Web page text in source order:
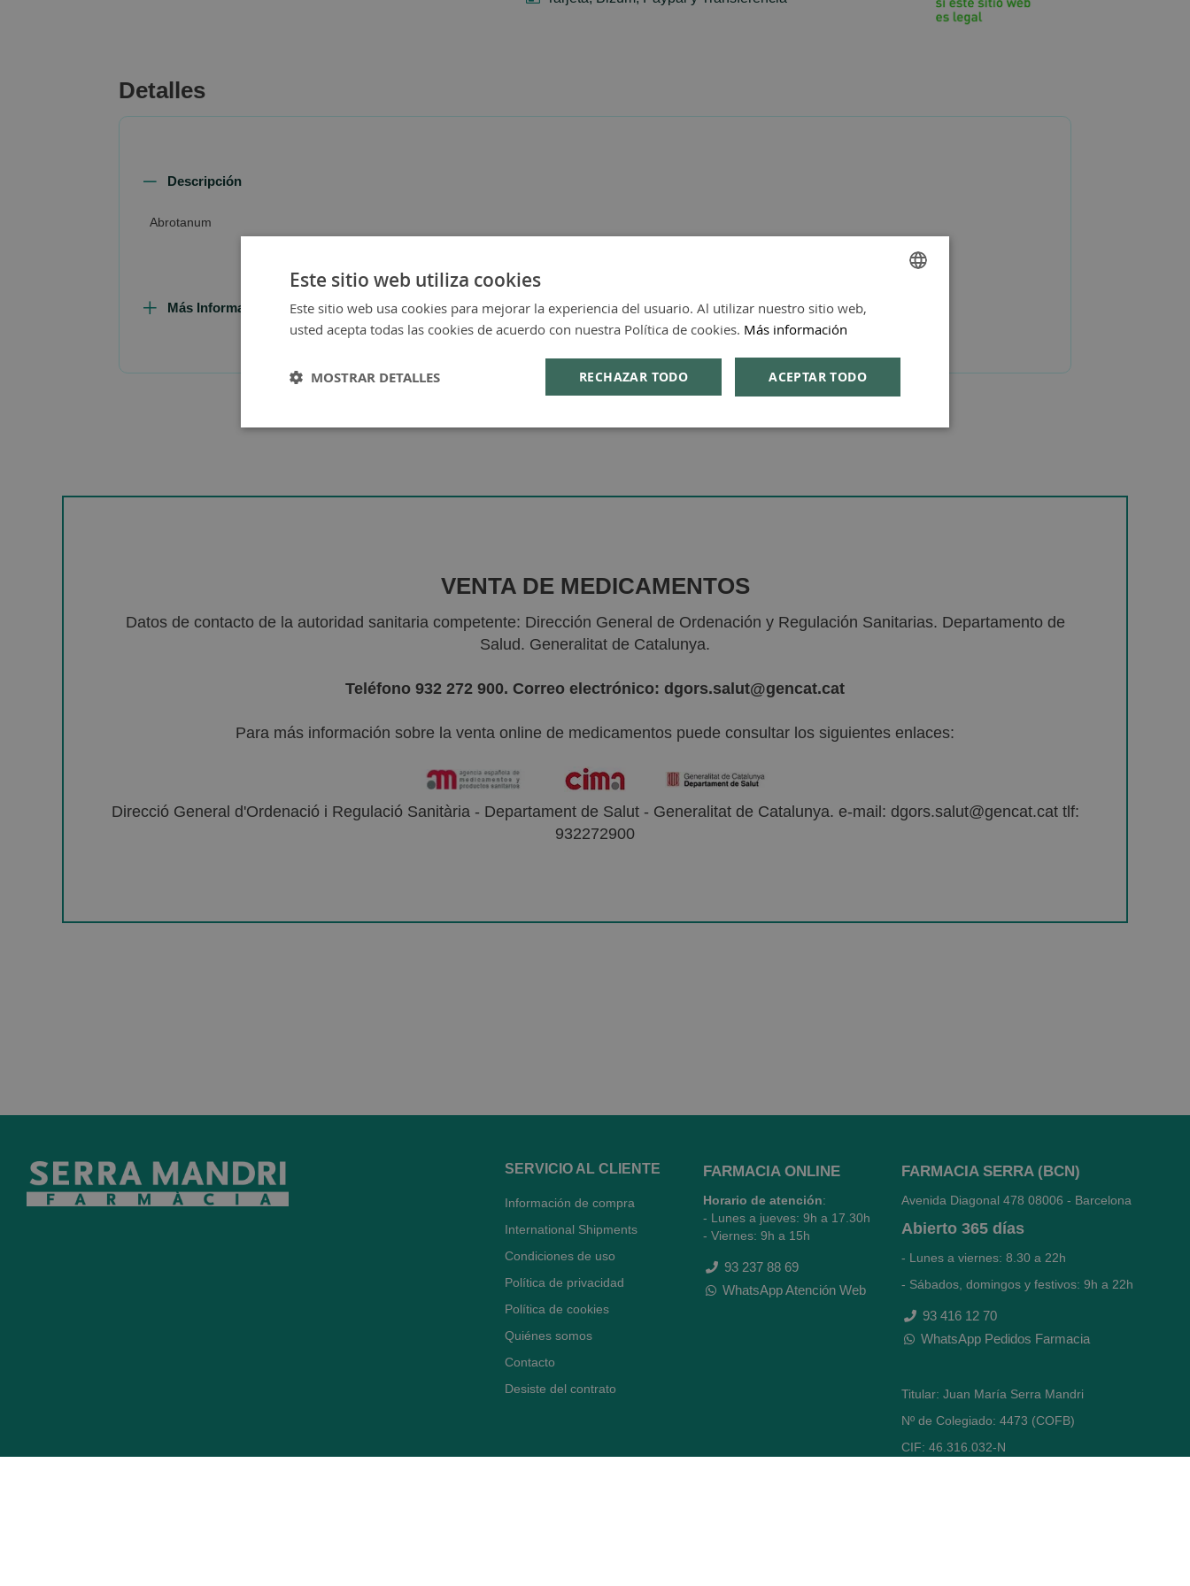
Detalles
Descripción
Abrotanum
Más Información
VENTA DE MEDICAMENTOS
Datos de contacto de la autoridad sanitaria competente: Dirección General de Ordenación y Regulación Sanitarias. Departamento de
Salud. Generalitat de Catalunya.
Teléfono 932 272 900. Correo electrónico: dgors.salut@gencat.cat
Para más información sobre la venta online de medicamentos puede consultar los siguientes enlaces:
Direcció General d'Ordenació i Regulació Sanitària - Departament de Salut - Generalitat de Catalunya. e-mail: dgors.salut@gencat.cat tlf:
932272900
SERVICIO AL CLIENTE
Información de compra
International Shipments
Condiciones de uso
Política de privacidad
Política de cookies
Quiénes somos
Contacto
Desiste del contrato
FARMACIA ONLINE
Horario de atención:
- Lunes a jueves: 9h a 17.30h
- Viernes: 9h a 15h
93 237 88 69
WhatsApp Atención Web
FARMACIA SERRA (BCN)
Avenida Diagonal 478 08006 - Barcelona
Abierto 365 días
- Lunes a viernes: 8.30 a 22h
- Sábados, domingos y festivos: 9h a 22h
93 416 12 70
WhatsApp Pedidos Farmacia
Titular: Juan María Serra Mandri
Nº de Colegiado: 4473 (COFB)
CIF: 46.316.032-N
Este sitio web utiliza cookies
Este sitio web usa cookies para mejorar la experiencia del usuario. Al utilizar nuestro sitio web,
usted acepta todas las cookies de acuerdo con nuestra Política de cookies. Más información
ACEPTAR TODO
RECHAZAR TODO
MOSTRAR DETALLES